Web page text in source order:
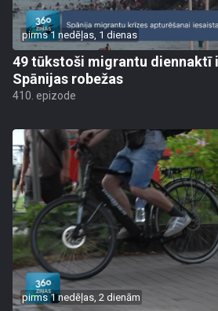
pirms 1 nedēļas, 1 dienas
49 tūkstoši migrantu diennaktī
Spānijas robežas
410. epizode
pirms 1 nedēļas, 2 dienām